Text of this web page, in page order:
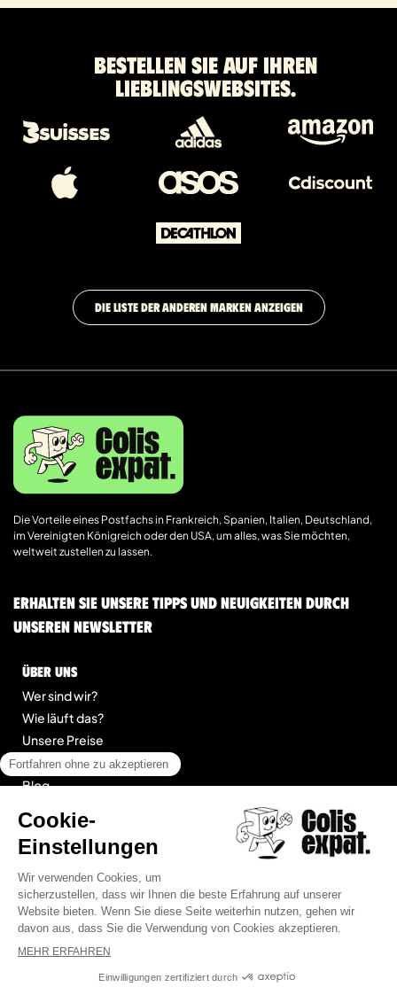
Bestellen Sie auf Ihren
Lieblingswebsites.
DIE LISTE DER ANDEREN MARKEN ANZEIGEN
Die Vorteile eines Postfachs in Frankreich, Spanien, Italien, Deutschland,
im Vereinigten Königreich oder den USA, um alles, was Sie möchten,
weltweit zustellen zu lassen.
Erhalten Sie unsere Tipps und Neuigkeiten durch
unseren Newsletter
Über uns
Wer sind wir?
Wie läuft das?
Unsere Preise
Kontakt
Blog
legal
Impressum
Allgemeine Geschäftsbedingungen für Dienstleistungen
Seitenübersicht